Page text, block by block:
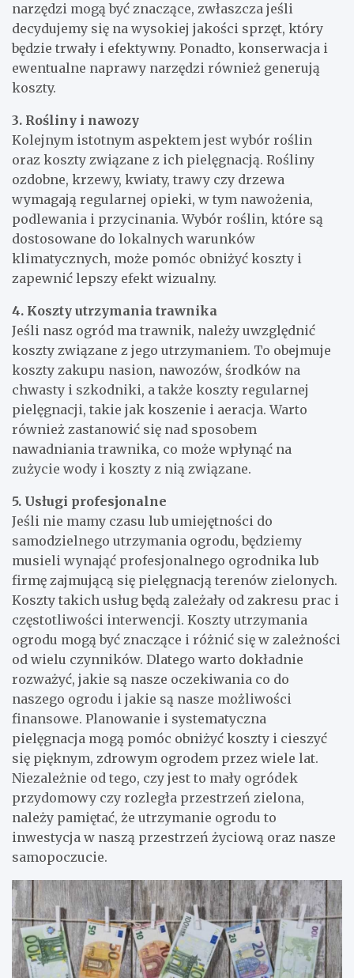
narzędzi mogą być znaczące, zwłaszcza jeśli
decydujemy się na wysokiej jakości sprzęt, który
będzie trwały i efektywny. Ponadto, konserwacja i
ewentualne naprawy narzędzi również generują
koszty.
3. Rośliny i nawozy
Kolejnym istotnym aspektem jest wybór roślin
oraz koszty związane z ich pielęgnacją. Rośliny
ozdobne, krzewy, kwiaty, trawy czy drzewa
wymagają regularnej opieki, w tym nawożenia,
podlewania i przycinania. Wybór roślin, które są
dostosowane do lokalnych warunków
klimatycznych, może pomóc obniżyć koszty i
zapewnić lepszy efekt wizualny.
4. Koszty utrzymania trawnika
Jeśli nasz ogród ma trawnik, należy uwzględnić
koszty związane z jego utrzymaniem. To obejmuje
koszty zakupu nasion, nawozów, środków na
chwasty i szkodniki, a także koszty regularnej
pielęgnacji, takie jak koszenie i aeracja. Warto
również zastanowić się nad sposobem
nawadniania trawnika, co może wpłynąć na
zużycie wody i koszty z nią związane.
5. Usługi profesjonalne
Jeśli nie mamy czasu lub umiejętności do
samodzielnego utrzymania ogrodu, będziemy
musieli wynająć profesjonalnego ogrodnika lub
firmę zajmującą się pielęgnacją terenów zielonych.
Koszty takich usług będą zależały od zakresu prac i
częstotliwości interwencji. Koszty utrzymania
ogrodu mogą być znaczące i różnić się w zależności
od wielu czynników. Dlatego warto dokładnie
rozważyć, jakie są nasze oczekiwania co do
naszego ogrodu i jakie są nasze możliwości
finansowe. Planowanie i systematyczna
pielęgnacja mogą pomóc obniżyć koszty i cieszyć
się pięknym, zdrowym ogrodem przez wiele lat.
Niezależnie od tego, czy jest to mały ogródek
przydomowy czy rozległa przestrzeń zielona,
należy pamiętać, że utrzymanie ogrodu to
inwestycja w naszą przestrzeń życiową oraz nasze
samopoczucie.